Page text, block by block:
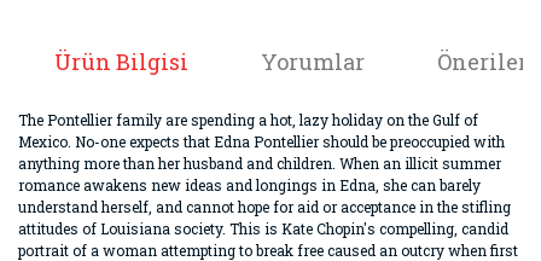
Ürün Bilgisi Yorumlar
The Pontellier family are spending a hot, lazy holiday on the Gulf of
Mexico. No-one expects that Edna Pontellier should be preoccupied with
anything more than her husband and children. When an illicit summer
romance awakens new ideas and longings in Edna, she can barely
understand herself, and cannot hope for aid or acceptance in the stifling
attitudes of Louisiana society. This is Kate Chopin's compelling, candid
portrait of a woman attempting to break free caused an outcry when first